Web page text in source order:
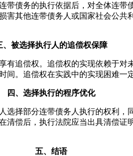
债务的执行依据后，对全体连
其他连带债务人或国家社会公
、被选择执行人的追偿权保障
追偿权。追偿权的实现依赖于
。追偿权在实践中的实现困难一
四、选择执行的程序优化
择部分连带债务人执行的权利
偿后，执行法院应当出具清偿
五、结语